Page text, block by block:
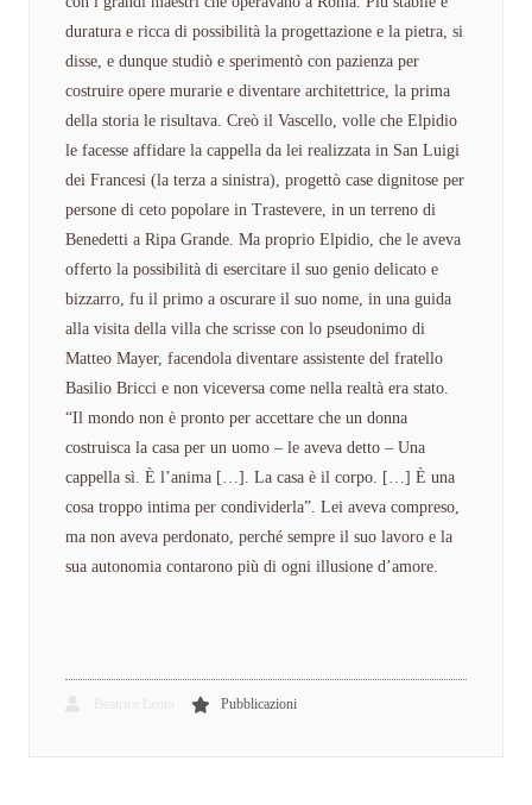
duratura e ricca di possibilità la progettazione e la pietra, si
disse, e dunque studiò e sperimentò con pazienza per
costruire opere murarie e diventare architettrice, la prima
della storia le risultava. Creò il Vascello, volle che Elpidio
le facesse affidare la cappella da lei realizzata in San Luigi
dei Francesi (la terza a sinistra), progettò case dignitose per
persone di ceto popolare in Trastevere, in un terreno di
Benedetti a Ripa Grande. Ma proprio Elpidio, che le aveva
offerto la possibilità di esercitare il suo genio delicato e
bizzarro, fu il primo a oscurare il suo nome, in una guida
alla visita della villa che scrisse con lo pseudonimo di
Matteo Mayer, facendola diventare assistente del fratello
Basilio Bricci e non viceversa come nella realtà era stato.
“Il mondo non è pronto per accettare che un donna
costruisca la casa per un uomo – le aveva detto – Una
cappella sì. È l’anima […]. La casa è il corpo. […] È una
cosa troppo intima per condividerla”. Lei aveva compreso,
ma non aveva perdonato, perché sempre il suo lavoro e la
sua autonomia contarono più di ogni illusione d’amore.
Pubblicazioni